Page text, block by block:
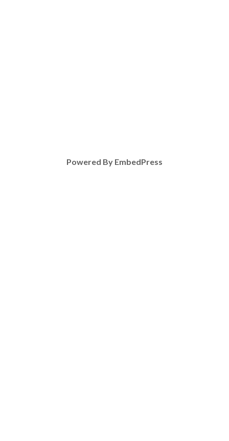
Powered By EmbedPress